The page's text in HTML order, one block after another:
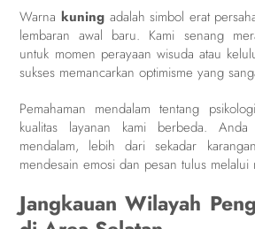
Warnakuning adalah simbol erat
lembaran awal baru. Kami senang
untuk momen perayaan wisuda atau
sukses memancarkan optimisme yang
Pemahaman mendalam tentang
kualitas layanan kami berbeda. Anda
mendalam, lebih dari sekadar
mendesain emosi dan pesan tulus melalui
Jangkauan Wilayah